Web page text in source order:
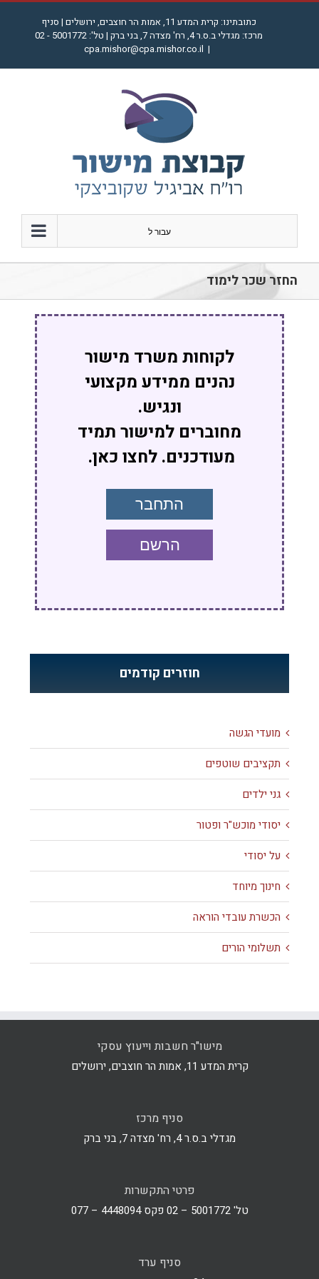
דלג
כתובתינו: קרית המדע 11, אמות הר חוצבים, ירושלים | סניף
מרכז: מגדלי ב.ס.ר 4, רח' מצדה 7, בני ברק | טל': 5001772 - 02
|
cpa.mishor@cpa.mishor.co.il
עבור ל
החזר שכר לימוד
לקוחות משרד מישור
נהנים ממידע מקצועי
ונגיש.
מחוברים למישור תמיד
מעודכנים. לחצו כאן.
התחבר
הרשם
חוזרים קודמים
מועדי הגשה
תקציבים שוטפים
גני ילדים
יסודי מוכש"ר ופטור
על יסודי
חינוך מיוחד
הכשרת עובדי הוראה
תשלומי הורים
מישו"ר חשבות וייעוץ עסקי
קרית המדע 11, אמות הר חוצבים, ירושלים
סניף מרכז
מגדלי ב.ס.ר 4, רח' מצדה 7, בני ברק
פרטי התקשרות
טל' 5001772 – 02 פקס 4448094 – 077
סניף ערד